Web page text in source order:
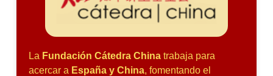
La Fundación Cátedra China trabaja para
acercar a España y China, fomentando el